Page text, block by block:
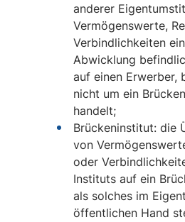
anderer
Vermögenswerte,
Verbindlichkeiten
Abwicklung
auf einen Erwerber,
nicht um ein
handelt;
Brückeninstitut: die
von
oder
Instituts auf ein
als solches im
öffentlichen Hand